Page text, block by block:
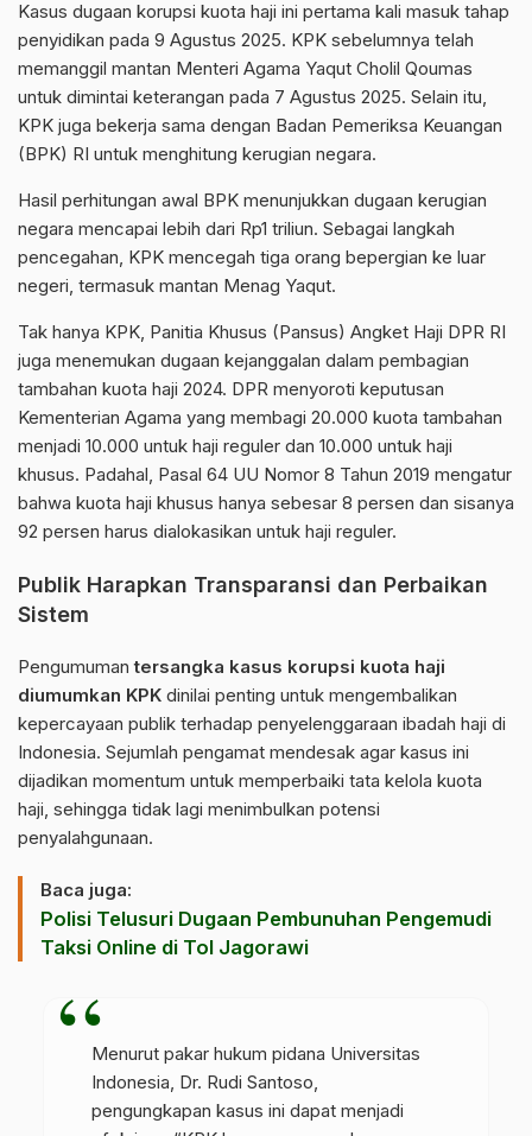
Kasus dugaan korupsi kuota haji ini pertama kali masuk tahap
penyidikan pada 9 Agustus 2025. KPK sebelumnya telah
memanggil mantan Menteri Agama Yaqut Cholil Qoumas
untuk dimintai keterangan pada 7 Agustus 2025. Selain itu,
KPK juga bekerja sama dengan Badan Pemeriksa Keuangan
(BPK) RI untuk menghitung kerugian negara.
Hasil perhitungan awal BPK menunjukkan dugaan kerugian
negara mencapai lebih dari Rp1 triliun. Sebagai langkah
pencegahan, KPK mencegah tiga orang bepergian ke luar
negeri, termasuk mantan Menag Yaqut.
Tak hanya KPK, Panitia Khusus (Pansus) Angket Haji DPR RI
juga menemukan dugaan kejanggalan dalam pembagian
tambahan kuota haji 2024. DPR menyoroti keputusan
Kementerian Agama yang membagi 20.000 kuota tambahan
menjadi 10.000 untuk haji reguler dan 10.000 untuk haji
khusus. Padahal, Pasal 64 UU Nomor 8 Tahun 2019 mengatur
bahwa kuota haji khusus hanya sebesar 8 persen dan sisanya
92 persen harus dialokasikan untuk haji reguler.
Publik Harapkan Transparansi dan Perbaikan
Sistem
Pengumumantersangka kasus korupsi kuota haji
diumumkan KPK dinilai penting untuk mengembalikan
kepercayaan publik terhadap penyelenggaraan ibadah haji di
Indonesia. Sejumlah pengamat mendesak agar kasus ini
dijadikan momentum untuk memperbaiki tata kelola kuota
haji, sehingga tidak lagi menimbulkan potensi
penyalahgunaan.
Baca juga:
Polisi Telusuri Dugaan Pembunuhan Pengemudi
Taksi Online di Tol Jagorawi
Menurut pakar hukum pidana Universitas
Indonesia, Dr. Rudi Santoso,
pengungkapan kasus ini dapat menjadi